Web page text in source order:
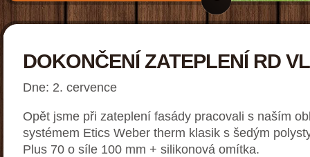
DOKONČENÍ ZATEPLENÍ RD
Dne: 2. cervence
Opět jsme při zateplení fasády pracovali s naším
systémem Etics Weber therm klasik s šedým
Plus 70 o síle 100 mm + silikonová omítka.